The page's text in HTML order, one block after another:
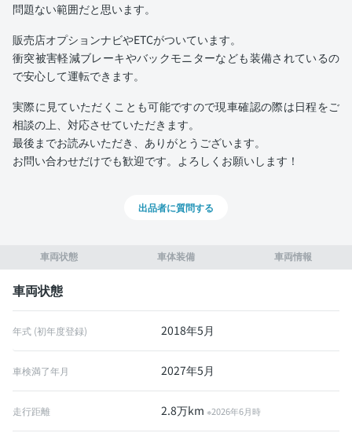
車両状態 車体装備 車両情報
車両状態
年式 (初年度登録) 2018年5月
車検満了年月 2027年5月
走行距離 2.8万km※2026年6月時
問題ない範囲だと思います。
販売店オプションナビやETCがついています。
衝突被害軽減ブレーキやバックモニターなども装備されているの
で安心して運転できます。
実際に見ていただくことも可能ですので現車確認の際は日程をご
相談の上、対応させていただきます。
最後までお読みいただき、ありがとうございます。
お問い合わせだけでも歓迎です。よろしくお願いします！
出品者に質問する